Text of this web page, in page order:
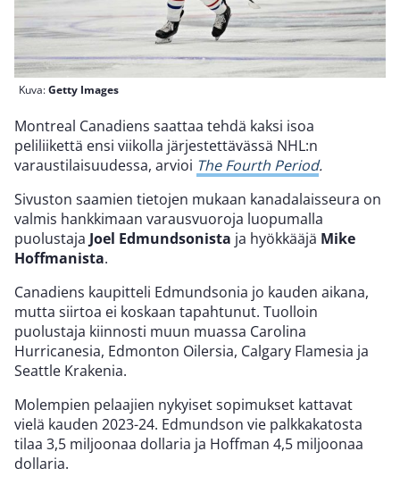
Kuva:Getty Images
Montreal Canadiens saattaa tehdä kaksi isoa
peliliikettä ensi viikolla järjestettävässä NHL:n
varaustilaisuudessa, arvioi The Fourth Period.
Sivuston saamien tietojen mukaan kanadalaisseura on
valmis hankkimaan varausvuoroja luopumalla
puolustaja Joel Edmundsonista ja hyökkääjä Mike
Hoffmanista.
Canadiens kaupitteli Edmundsonia jo kauden aikana,
mutta siirtoa ei koskaan tapahtunut. Tuolloin
puolustaja kiinnosti muun muassa Carolina
Hurricanesia, Edmonton Oilersia, Calgary Flamesia ja
Seattle Krakenia.
Molempien pelaajien nykyiset sopimukset kattavat
vielä kauden 2023-24. Edmundson vie palkkakatosta
tilaa 3,5 miljoonaa dollaria ja Hoffman 4,5 miljoonaa
dollaria.